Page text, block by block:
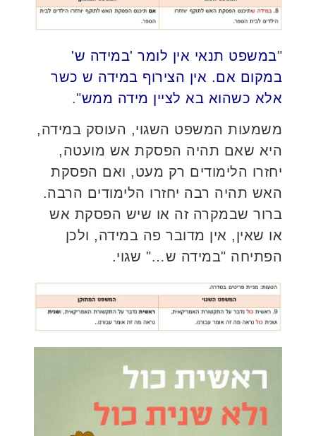
"במשפט תנאי אין לומר 'במידה ש'
במקום אם. אין הצירוף במידה ש כשר
אלא כשהוא בא לציין מידה ממש".
משמעות המשפט השגוי, העוסק במידה,
היא שאם תהיה הפסקת אש מועטה,
יחזרו הלימודים רק מעט, ואם הפסקת
האש תהיה רבה יחזרו הלימודים הרבה.
ברור שבמקרה זה או שיש הפסקת אש
או שאין, אין מדובר פה במידה, ולכן
הפתיחה "במידה ש…" שגוי.